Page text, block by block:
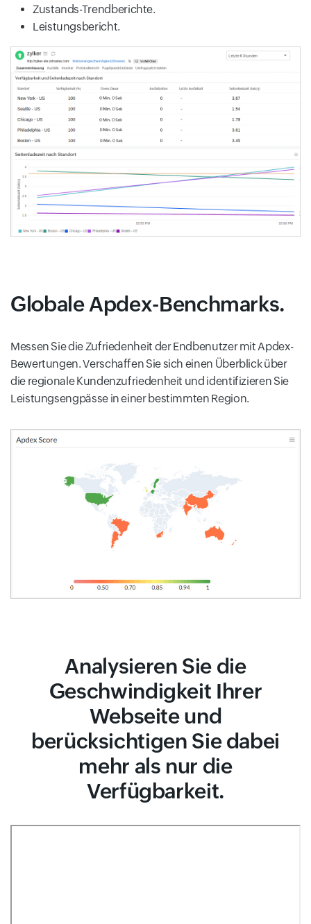
Zustands-Trendberichte.
Leistungsbericht.
Globale Apdex-Benchmarks.
Messen Sie die Zufriedenheit der Endbenutzer mit Apdex-
Bewertungen. Verschaffen Sie sich einen Überblick über
die regionale Kundenzufriedenheit und identifizieren Sie
Leistungsengpässe in einer bestimmten Region.
Analysieren Sie die
Geschwindigkeit Ihrer
Webseite und
berücksichtigen Sie dabei
mehr als nur die
Verfügbarkeit.